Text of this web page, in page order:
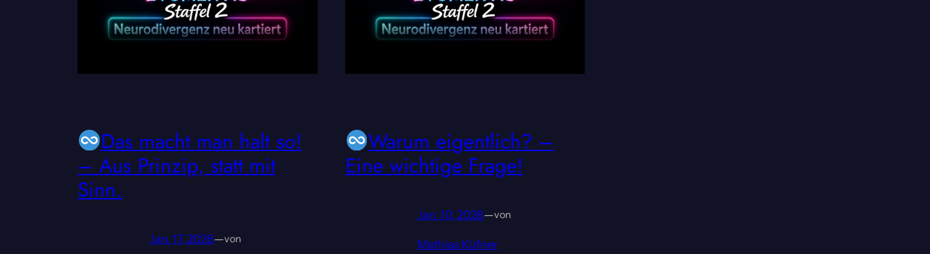
Das macht man halt so!
– Aus Prinzip, statt mit
Sinn.
Jan. 17, 2026—von
Warum eigentlich? –
Eine wichtige Frage!
Jan. 10, 2026—von
Mathias Küfner